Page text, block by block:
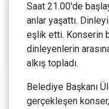
Saat 21.00'de
anlar yaşattı.
eşlik etti. Konserin
dinleyenlerin
alkış topladı.
Belediye Başkanı
gerçekleşen